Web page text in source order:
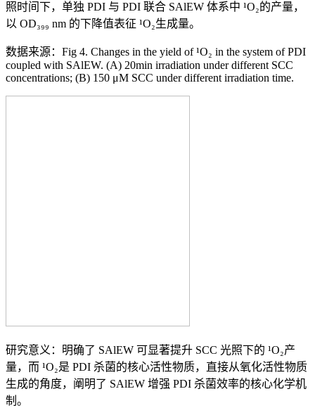
照时间下，单独 PDI 与 PDI 联合 SAlEW 体系中 ¹O₂的产量，
以 OD₃₉₉ nm 的下降值表征 ¹O₂生成量。
数据来源：Fig 4. Changes in the yield of ¹O₂ in the system of PDI
coupled with SAlEW. (A) 20min irradiation under different SCC
concentrations; (B) 150 μM SCC under different irradiation time.
研究意义：明确了 SAlEW 可显著提升 SCC 光照下的 ¹O₂产
量，而 ¹O₂是 PDI 杀菌的核心活性物质，直接从氧化活性物质
生成的角度，阐明了 SAlEW 增强 PDI 杀菌效率的核心化学机
制。